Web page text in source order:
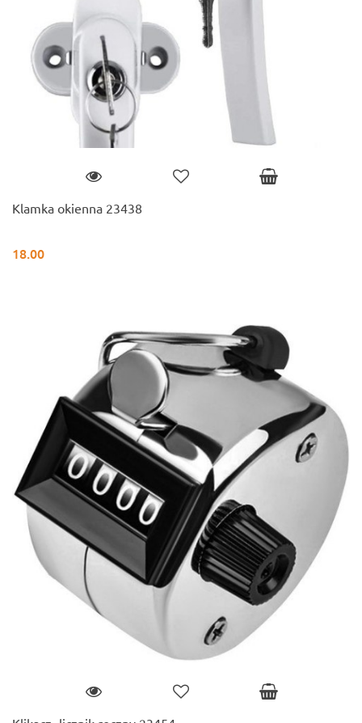
Klamka okienna 23438
18.00